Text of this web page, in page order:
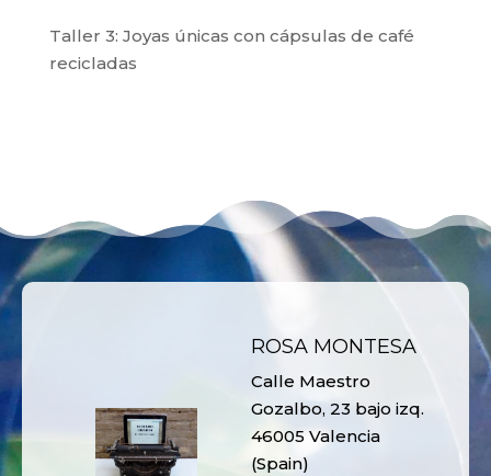
Taller 3: Joyas únicas con cápsulas de café
recicladas
ROSA MONTESA
Calle Maestro
Gozalbo, 23 bajo izq.
46005 Valencia
(Spain)